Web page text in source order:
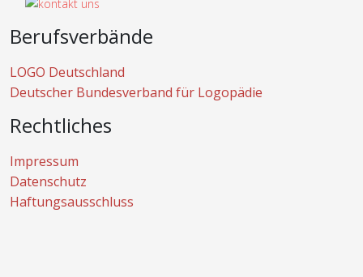
Berufsverbände
LOGO Deutschland
Deutscher Bundesverband für Logopädie
Rechtliches
Impressum
Datenschutz
Haftungsausschluss